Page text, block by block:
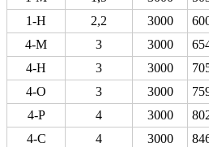
1-Н
2,2 3000
4-М
3 3000
4-Н
3 3000
4-О
3 3000
4-Р
4 3000
4-С
4 3000